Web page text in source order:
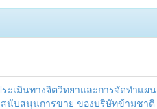
เมินทางจิตวิทยาและการจัดทำแผน
นับสนุนการขาย ของบริษัทข้ามชาติ